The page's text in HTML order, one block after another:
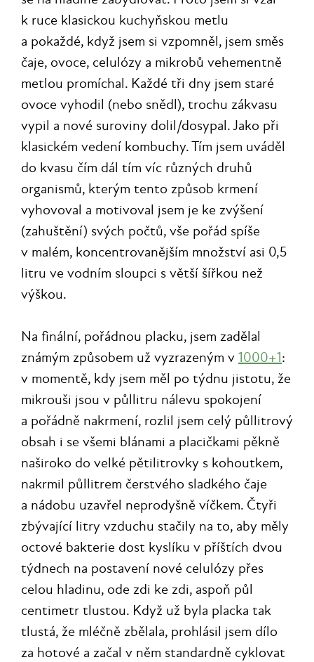
k ruce klasickou kuchyňskou metlu
a pokaždé, když jsem si vzpomněl, jsem směs
čaje, ovoce, celulózy a mikrobů vehementně
metlou promíchal. Každé tři dny jsem staré
ovoce vyhodil (nebo snědl), trochu zákvasu
vypil a nové suroviny dolil/dosypal. Jako při
klasickém vedení kombuchy. Tím jsem uváděl
do kvasu čím dál tím víc různých druhů
organismů, kterým tento způsob krmení
vyhovoval a motivoval jsem je ke zvýšení
(zahuštění) svých počtů, vše pořád spíše
v malém, koncentrovanějším množství asi 0,5
litru ve vodním sloupci s větší šířkou než
výškou.
Na finální, pořádnou placku, jsem zadělal
známým způsobem už vyzrazeným v 1000+1:
v momentě, kdy jsem měl po týdnu jistotu, že
mikrouši jsou v půllitru nálevu spokojení
a pořádně nakrmení, rozlil jsem celý půllitrový
obsah i se všemi blánami a placičkami pěkně
naširoko do velké pětilitrovky s kohoutkem,
nakrmil půllitrem čerstvého sladkého čaje
a nádobu uzavřel neprodyšně víčkem. Čtyři
zbývající litry vzduchu stačily na to, aby měly
octové bakterie dost kyslíku v příštích dvou
týdnech na postavení nové celulózy přes
celou hladinu, ode zdi ke zdi, aspoň půl
centimetr tlustou. Když už byla placka tak
tlustá, že mléčně zbělala, prohlásil jsem dílo
za hotové a začal v něm standardně cyklovat